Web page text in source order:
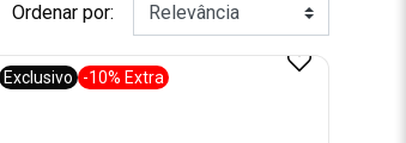
Ordenar por:
Exclusivo -10% Extra